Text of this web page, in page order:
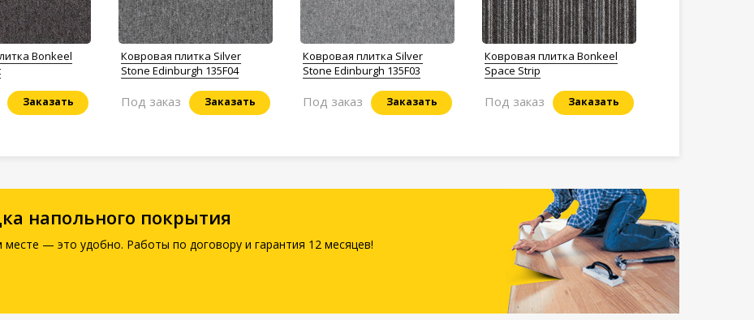
Bonkeel
Заказать
Ковровая плитка Silver
Stone Edinburgh 135F04
Заказать
Под заказ
Ковровая плитка Silver
Stone Edinburgh 135F03
Заказать
Под заказ
Ковровая плитка Bonkeel
Space Strip
Заказать
Под заказ
напольного покрытия
— это удобно. Работы по договору и гарантия 12 месяцев!